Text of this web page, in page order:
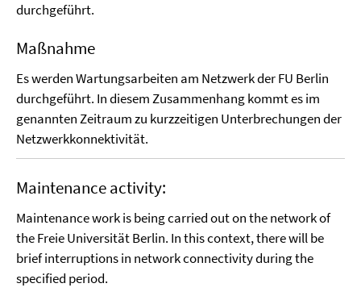
durchgeführt.
Maßnahme
Es werden Wartungsarbeiten am Netzwerk der FU Berlin
durchgeführt. In diesem Zusammenhang kommt es im
genannten Zeitraum zu kurzzeitigen Unterbrechungen der
Netzwerkkonnektivität.
Maintenance activity:
Maintenance work is being carried out on the network of
the Freie Universität Berlin. In this context, there will be
brief interruptions in network connectivity during the
specified period.